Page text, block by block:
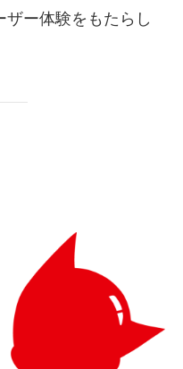
ー体験をもたらし